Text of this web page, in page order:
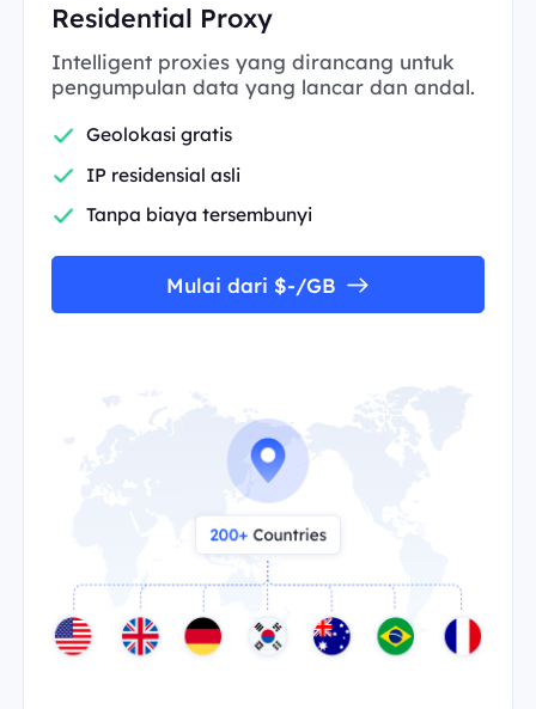
Residential Proxy
Intelligent proxies yang dirancang untuk
pengumpulan data yang lancar dan andal.
Geolokasi gratis
IP residensial asli
Tanpa biaya tersembunyi
Mulai dari $-/GB